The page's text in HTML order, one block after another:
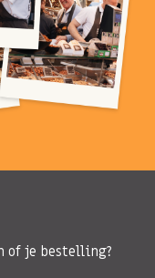
of je bestelling?